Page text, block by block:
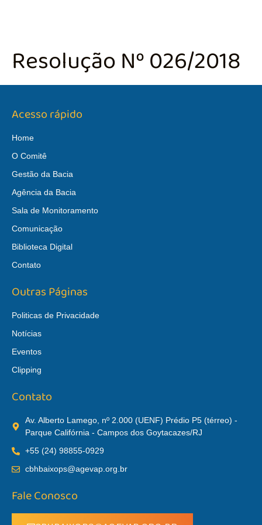
Resolução Nº 026/2018
Acesso rápido
Home
O Comitê
Gestão da Bacia
Agência da Bacia
Sala de Monitoramento
Comunicação
Biblioteca Digital
Contato
Outras Páginas
Politicas de Privacidade
Notícias
Eventos
Clipping
Contato
Av. Alberto Lamego, nº 2.000 (UENF) Prédio P5 (térreo) -
Parque Califórnia - Campos dos Goytacazes/RJ
+55 (24) 98855-0929
cbhbaixops@agevap.org.br
Fale Conosco